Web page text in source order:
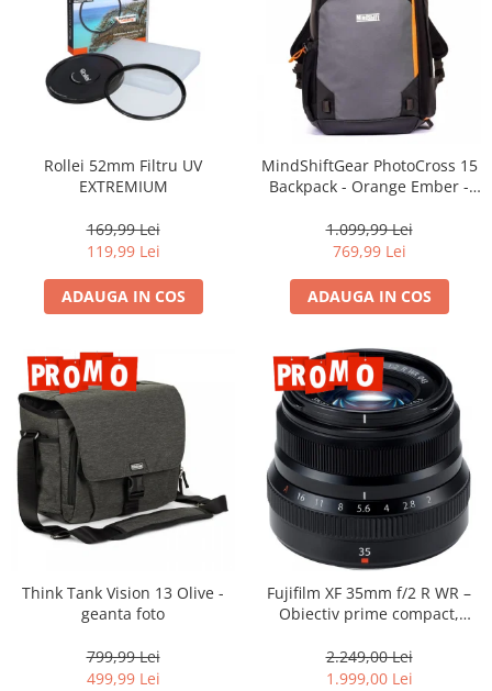
Camere Video Cinematice
Camere video de actiune
Accesorii camere video de actiune
Accesorii drone
Acumulatori camere video
Lampi video
Stabilizatoare (Gimbal) / Steady
Huse Protectie / Ploaie camere
Camere Video Cinematice
Drone
Slider
Camere Video Compacte
Trepiede si monopiede
Trepiede foto
Trepied / Monopied Carbon
webcam-uri
Rollei 52mm Filtru UV
EXTREMIUM
169,99 Lei
119,99 Lei
ADAUGA IN COS
MindShiftGear PhotoCross 15
Backpack - Orange Ember -
1.099,99 Lei
769,99 Lei
ADAUGA IN COS
Think Tank Vision 13 Olive -
geanta foto
799,99 Lei
499,99 Lei
Fujifilm XF 35mm f/2 R WR –
Obiectiv prime compact,
intemperii pentru fotografie
de zi cu zi
2.249,00 Lei
1.999,00 Lei